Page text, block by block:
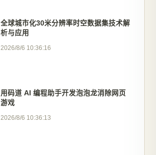
全球城市化30米分辨率时空数据集技术解
析与应用
2026/8/6 10:36:16
用码道 AI 编程助手开发泡泡龙消除网页
游戏
2026/8/6 10:36:13